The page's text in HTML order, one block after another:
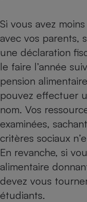
Si vous avez
avec vos parents,
une déclaration
le faire l’année
pension
pouvez effectuer
nom. Vos
examinées,
critères sociaux
En revanche, si
alimentaire
devez vous
étudiants.